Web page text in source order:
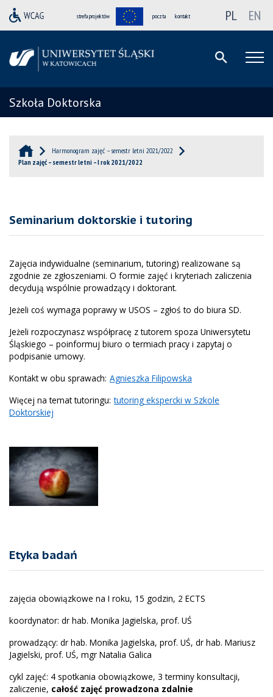
strefa projektów poczta kontakt PL EN
Szkoła Doktorska
Harmonogram zajęć – semestr letni 2021/2022
Plan zajęć – semestr letni – I rok 2021/2022
Seminarium doktorskie i tutoring
Zajęcia indywidualne (seminarium, tutoring) realizowane są
zgodnie ze zgłoszeniami. O formie zajęć i kryteriach zaliczenia
decydują wspólnie prowadzący i doktorant.
Jeżeli coś wymaga poprawy w USOS – zgłoś to do biura SD.
Jeżeli rozpoczynasz współpracę z tutorem spoza Uniwersytetu
Śląskiego – poinformuj biuro o termiach pracy i zapytaj o
podpisanie umowy.
Kontakt w obu sprawach: Agnieszka Filipowska
Więcej na temat tutoringu: tutoring ekspercki w Szkole
Doktorskiej
Etyka badań
zajęcia obowiązkowe na I roku, 15 godzin, 2 ECTS
koordynator: dr hab. Monika Jagielska, prof. UŚ
prowadzący: dr hab. Monika Jagielska, prof. UŚ, dr hab. Mariusz
Jagielski, prof. UŚ, mgr Natalia Galica
cykl zajęć: 4 spotkania obowiązkowe, 3 terminy konsultacji,
zaliczenie, całość zajęć prowadzona zdalnie